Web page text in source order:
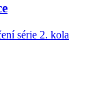
série 2. kola